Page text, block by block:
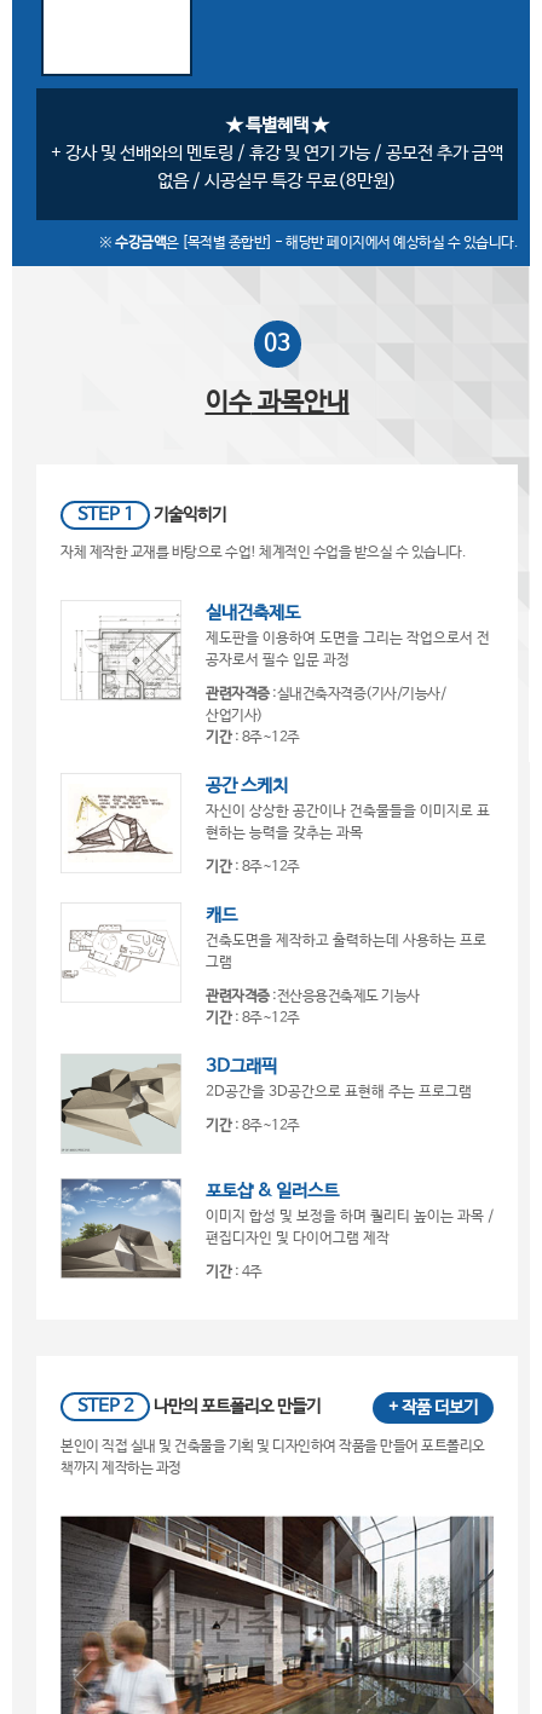
★ 특별혜택 ★
+ 강사 및 선배와의 멘토링 / 휴강 및 연기 가능 / 공모전 추가 금액
없음 / 시공실무 특강 무료(8만원)
※ 수강금액은 [목적별 종합반] - 해당반 페이지에서 예상하실 수 있습니다.
03
이수과목안내
STEP 1 기술익히기
자체 제작한 교재를 바탕으로 수업! 체계적인 수업을 받으실 수 있습니다.
실내건축제도
제도판을 이용하여 도면을 그리는 작업으로서 전
공자로서 필수 입문 과정
관련자격증:실내건축자격증(기사/기능사/
산업기사)
기간: 8주~12주
공간 스케치
자신이 상상한 공간이나 건축물들을 이미지로 표
현하는 능력을 갖추는 과목
기간: 8주~12주
캐드
건축도면을 제작하고 출력하는데 사용하는 프로
그램
관련자격증:전산응용건축제도 기능사
기간: 8주~12주
3D그래픽
2D공간을 3D공간으로 표현해 주는 프로그램
기간: 8주~12주
포토샵 & 일러스트
이미지 합성 및 보정을 하며 퀄리티 높이는 과목 /
편집디자인 및 다이어그램 제작
기간: 4주
STEP 2 나만의 포트폴리오 만들기 + 작품 더보기
본인이 직접 실내 및 건축물을 기획 및 디자인하여 작품을 만들어 포트폴리오
책까지 제작하는 과정